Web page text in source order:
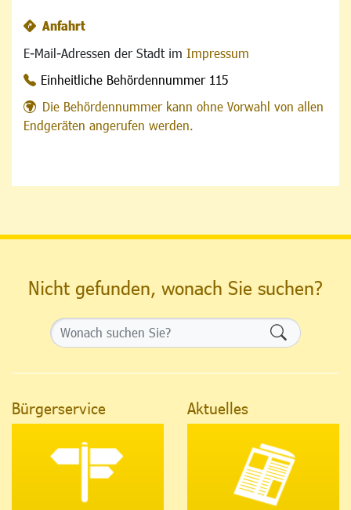
Anfahrt
E-Mail-Adressen der Stadt im Impressum
Einheitliche Behördennummer 115
Die Behördennummer kann ohne Vorwahl von allen
Endgeräten angerufen werden.
Nicht gefunden, wonach Sie suchen?
Bürgerservice Aktuelles